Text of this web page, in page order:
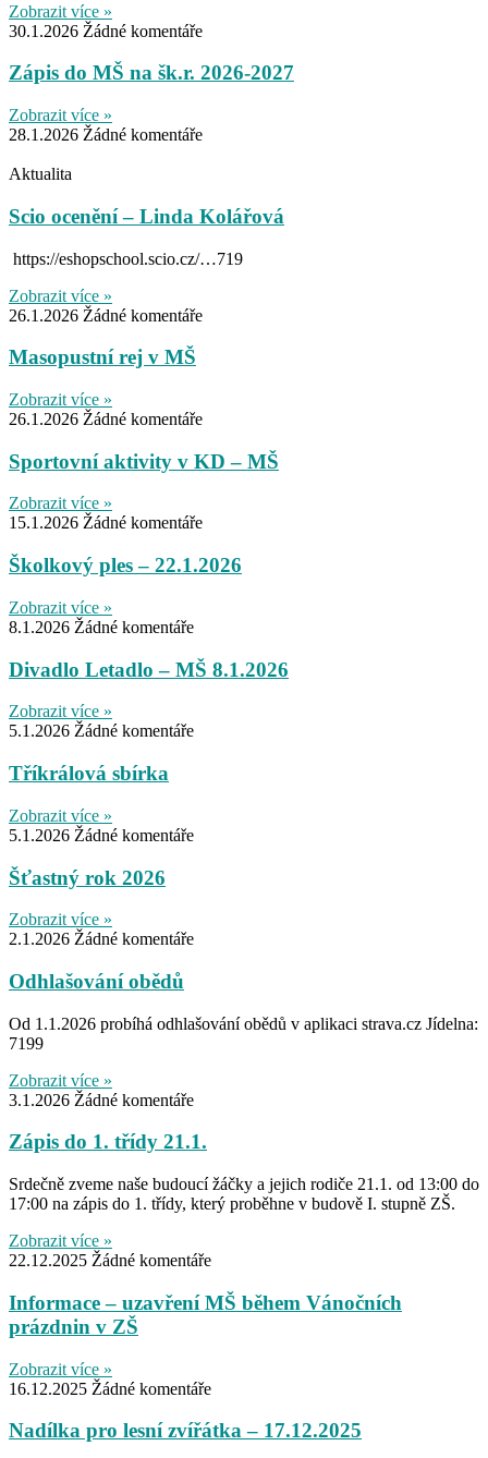
Zobrazit více »
30.1.2026 Žádné komentáře
Zápis do MŠ na šk.r. 2026-2027
Zobrazit více »
28.1.2026 Žádné komentáře
Aktualita
Scio ocenění – Linda Kolářová
https://eshopschool.scio.cz/…719
Zobrazit více »
26.1.2026 Žádné komentáře
Masopustní rej v MŠ
Zobrazit více »
26.1.2026 Žádné komentáře
Sportovní aktivity v KD – MŠ
Zobrazit více »
15.1.2026 Žádné komentáře
Školkový ples – 22.1.2026
Zobrazit více »
8.1.2026 Žádné komentáře
Divadlo Letadlo – MŠ 8.1.2026
Zobrazit více »
5.1.2026 Žádné komentáře
Tříkrálová sbírka
Zobrazit více »
5.1.2026 Žádné komentáře
Šťastný rok 2026
Zobrazit více »
2.1.2026 Žádné komentáře
Odhlašování obědů
Od 1.1.2026 probíhá odhlašování obědů v aplikaci strava.cz Jídelna:
7199
Zobrazit více »
3.1.2026 Žádné komentáře
Zápis do 1. třídy 21.1.
Srdečně zveme naše budoucí žáčky a jejich rodiče 21.1. od 13:00 do
17:00 na zápis do 1. třídy, který proběhne v budově I. stupně ZŠ.
Zobrazit více »
22.12.2025 Žádné komentáře
Informace – uzavření MŠ během Vánočních
prázdnin v ZŠ
Zobrazit více »
16.12.2025 Žádné komentáře
Nadílka pro lesní zvířátka – 17.12.2025